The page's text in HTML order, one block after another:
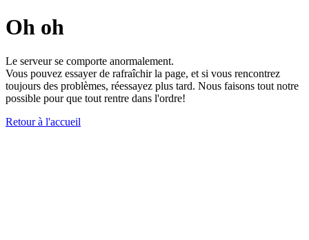
Oh oh
Le serveur se comporte anormalement.
Vous pouvez essayer de rafraîchir la page, et si vous rencontrez
toujours des problèmes, réessayez plus tard. Nous faisons tout notre
possible pour que tout rentre dans l'ordre!
Retour à l'accueil